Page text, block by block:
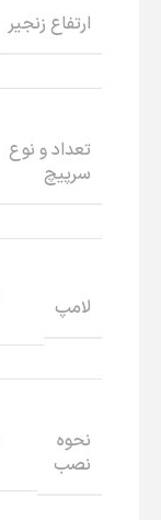
ارتفاع زنجیر
تعداد و نوع
سرپیچ
لامپ
نحوه
نصب